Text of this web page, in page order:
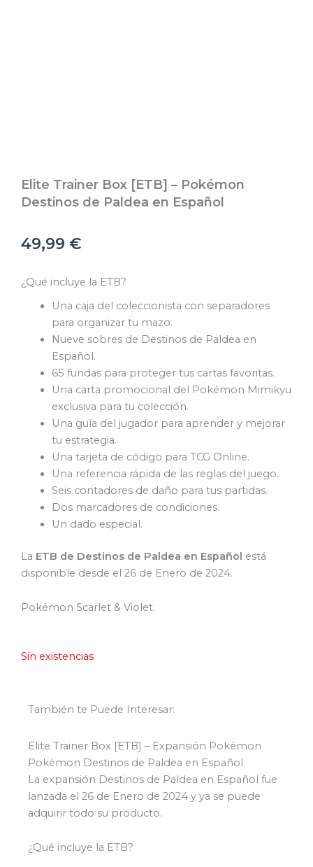
Elite Trainer Box [ETB] – Pokémon
Destinos de Paldea en Español
49,99 €
¿Qué incluye la ETB?
Una caja del coleccionista con separadores
para organizar tu mazo.
Nueve sobres de Destinos de Paldea en
Español.
65 fundas para proteger tus cartas favoritas.
Una carta promocional del Pokémon Mimikyu
exclusiva para tu colección.
Una guía del jugador para aprender y mejorar
tu estrategia.
Una tarjeta de código para TCG Online.
Una referencia rápida de las reglas del juego.
Seis contadores de daño para tus partidas.
Dos marcadores de condiciones.
Un dado especial.
La ETB de Destinos de Paldea en Español está
disponible desde el 26 de Enero de 2024.
Pokémon Scarlet & Violet.
Sin existencias
También te Puede Interesar:
Elite Trainer Box [ETB] – Expansión Pokémon
Pokémon Destinos de Paldea en Español
La expansión Destinos de Paldea en Español fue
lanzada el 26 de Enero de 2024 y ya se puede
adquirir todo su producto.
¿Qué incluye la ETB?